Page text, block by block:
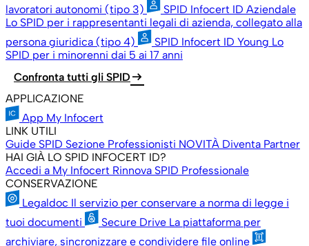
lavoratori autonomi (tipo 3)
SPID Infocert ID Aziendale
Lo SPID per i rappresentanti legali di azienda, collegato alla
persona giuridica (tipo 4)
SPID Infocert ID Young Lo
SPID per i minorenni dai 5 ai 17 anni
Confronta tutti gli SPID arrow_right_alt
APPLICAZIONE
App My Infocert
LINK UTILI
Guide SPID Sezione Professionisti NOVITÀ Diventa Partner
HAI GIÀ LO SPID INFOCERT ID?
Accedi a My Infocert Rinnova SPID Professionale
CONSERVAZIONE
Legaldoc Il servizio per conservare a norma di legge i
tuoi documenti
Secure Drive La piattaforma per
archiviare, sincronizzare e condividere file online